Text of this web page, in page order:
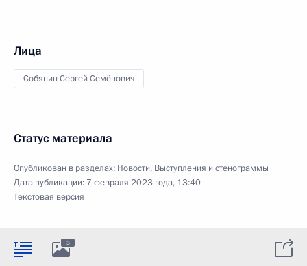
Лица
Собянин Сергей Семёнович
Статус материала
Опубликован в разделах: Новости, Выступления и стенограммы
Дата публикации: 7 февраля 2023 года, 13:40
Текстовая версия
3